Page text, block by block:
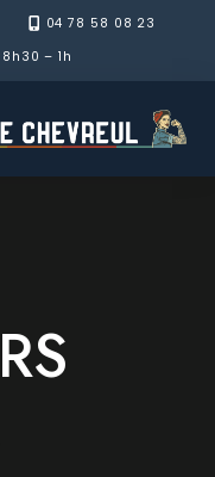
04 78 58 08 23
– 1h